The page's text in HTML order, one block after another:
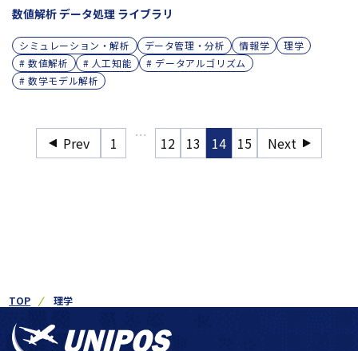
数値解析 データ処理 ライブラリ
シミュレーション・解析 データ管理・分析 情報学
理学
# 数値解析
# 人工知能
# データアルゴリズム
# 数学モデル解析
Prev 1 … 12 13 14 15 Next
TOP 理学